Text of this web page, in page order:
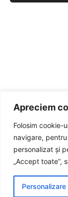
Apreciem
Folosim cookie-
navigare,
personalizat și
„Accept toate”,
Personalizare
© 2023